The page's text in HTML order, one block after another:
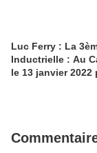
Luc Ferry : La
Inductrielle : Au
le 13 janvier 2022